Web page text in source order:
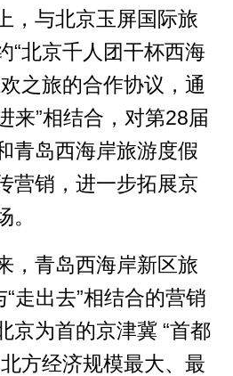
，与北京玉屏国际旅
“北京千人团干杯西海
之旅的合作协议，通
来”相结合，对第28届
青岛西海岸旅游度假
营销，进一步拓展京
，青岛西海岸新区旅
“走出去”相结合的营销
京为首的京津冀 “首都
方经济规模最大、最